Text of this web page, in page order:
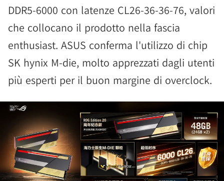
DDR5-6000 con latenze CL26-36-36-76, valori
che collocano il prodotto nella fascia
enthusiast. ASUS conferma l'utilizzo di chip
SK hynix M-die, molto apprezzati dagli utenti
più esperti per il buon margine di overclock.